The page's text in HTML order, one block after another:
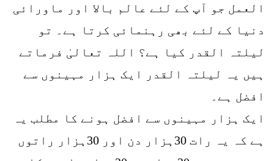
العمل جو آپ کے لئے عالم بالا اور ماورائی
دنیا کے لئے بھی رہنمائی کرتا ہے۔ تو
لیلتہ القدر کیا ہے؟ اللہ تعالیٰ فرماتے
ہیں یہ لیلتہ القدر ایک ہزار مہینوں سے
افضل ہے۔
ایک ہزار مہینوں سے افضل ہونے کا مطلب یہ
ہے کہ یہ رات 30ہزار دن اور 30ہزار راتوں